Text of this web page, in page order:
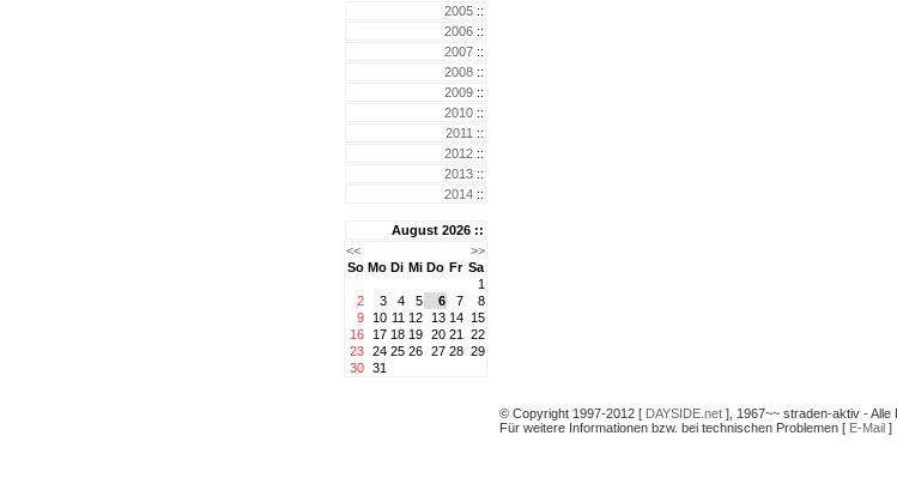
2005 ::
2006 ::
2007 ::
2008 ::
2009 ::
2010 ::
2011 ::
2012 ::
2013 ::
2014 ::
August 2026 ::
<<
>>
So Mo Di Mi Do Fr Sa
1
2
3 4 5 6 7
8
9
10 11 12 13 14 15
16
17 18 19 20 21
22
23 24 25 26 27 28 29
30 31
© Copyright 1997-2012 [ DAYSIDE.net ], 1967~~ straden-aktiv - Alle
Für weitere Informationen bzw. bei technischen Problemen [ E-Mail ]